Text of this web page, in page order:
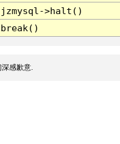
jzmysql->halt()
break()
感歉意.